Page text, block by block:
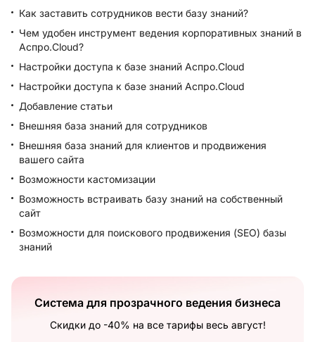
Как заставить сотрудников вести базу знаний?
Чем удобен инструмент ведения корпоративных знаний в
Аспро.Cloud?
Настройки доступа к базе знаний Аспро.Cloud
Настройки доступа к базе знаний Аспро.Cloud
Добавление статьи
Внешняя база знаний для сотрудников
Внешняя база знаний для клиентов и продвижения
вашего сайта
Возможности кастомизации
Возможность встраивать базу знаний на собственный
сайт
Возможности для поискового продвижения (SEO) базы
знаний
Система для прозрачного ведения бизнеса
Скидки до -40% на все тарифы весь август!